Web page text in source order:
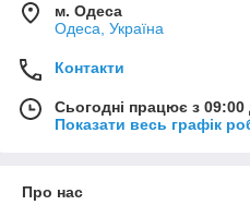
м. Одеса
Одеса, Україна
Контакти
Сьогодні працює з 09:00
Показати весь графік
Про нас